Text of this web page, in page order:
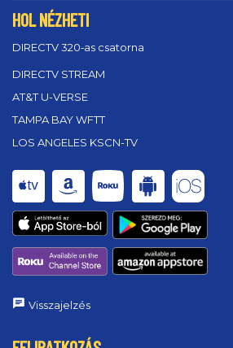
HOL NÉZHETI
DIRECTV 320‑as csatorna
DIRECTV STREAM
AT&T U-VERSE
TAMPA BAY WFTT
LOS ANGELES KSCN-TV
Visszajelzés